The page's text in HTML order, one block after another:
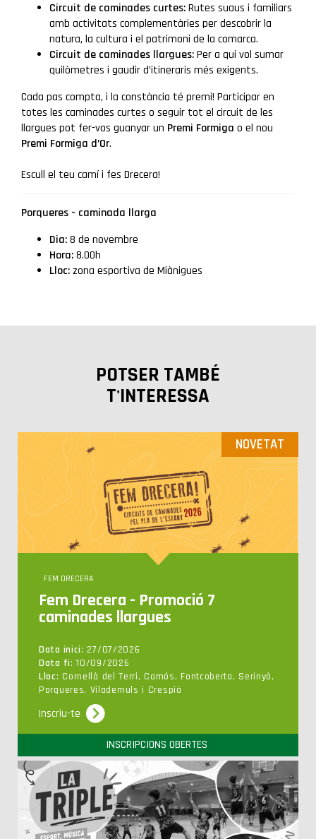
Circuit de caminades curtes:Rutes suaus i familiars
amb activitats complementàries per descobrir la
natura, la cultura i el patrimoni de la comarca.
Circuit de caminades llargues:Per a qui vol sumar
quilòmetres i gaudir d’itineraris més exigents.
Cada pas compta, i la constància té premi! Participar en
totes les caminades curtes o seguir tot el circuit de les
llargues pot fer-vos guanyar un Premi Formiga o el nou
Premi Formiga d’Or.
Escull el teu camí i fes Drecera!
Porqueres - caminada llarga
Dia:8 de novembre
Hora:8.00h
Lloc:zona esportiva de Miànigues
POTSER TAMBÉ
T'INTERESSA
INSCRIPCIONS OBERTES
FEM DRECERA
Fem Drecera - Promoció 7
caminades llargues
Data inici: 27/07/2026
Data fi: 10/09/2026
Lloc: Cornellà del Terri, Camós, Fontcoberta, Serinyà,
Porqueres, Vilademuls i Crespià
Inscriu-te
NOVETAT